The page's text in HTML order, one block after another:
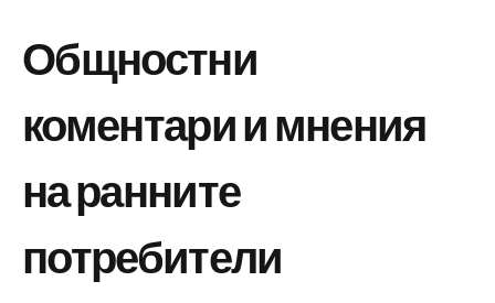
Общностни
коментари и мнения
на ранните
потребители